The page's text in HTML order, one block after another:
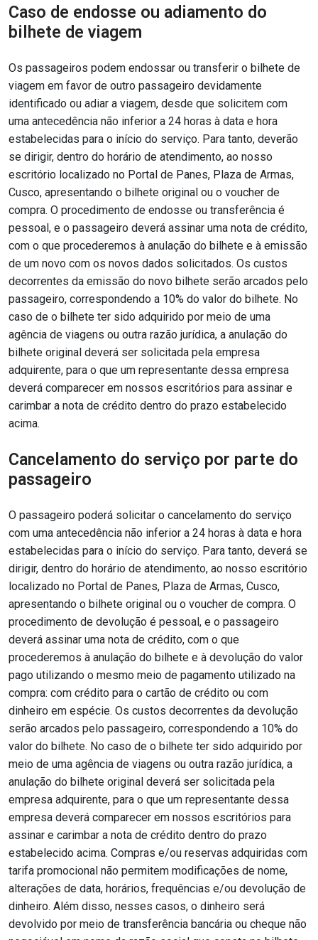
Caso de endosse ou adiamento do
bilhete de viagem
Os passageiros podem endossar ou transferir o bilhete de
viagem em favor de outro passageiro devidamente
identificado ou adiar a viagem, desde que solicitem com
uma antecedência não inferior a 24 horas à data e hora
estabelecidas para o início do serviço. Para tanto, deverão
se dirigir, dentro do horário de atendimento, ao nosso
escritório localizado no Portal de Panes, Plaza de Armas,
Cusco, apresentando o bilhete original ou o voucher de
compra. O procedimento de endosse ou transferência é
pessoal, e o passageiro deverá assinar uma nota de crédito,
com o que procederemos à anulação do bilhete e à emissão
de um novo com os novos dados solicitados. Os custos
decorrentes da emissão do novo bilhete serão arcados pelo
passageiro, correspondendo a 10% do valor do bilhete. No
caso de o bilhete ter sido adquirido por meio de uma
agência de viagens ou outra razão jurídica, a anulação do
bilhete original deverá ser solicitada pela empresa
adquirente, para o que um representante dessa empresa
deverá comparecer em nossos escritórios para assinar e
carimbar a nota de crédito dentro do prazo estabelecido
acima.
Cancelamento do serviço por parte do
passageiro
O passageiro poderá solicitar o cancelamento do serviço
com uma antecedência não inferior a 24 horas à data e hora
estabelecidas para o início do serviço. Para tanto, deverá se
dirigir, dentro do horário de atendimento, ao nosso escritório
localizado no Portal de Panes, Plaza de Armas, Cusco,
apresentando o bilhete original ou o voucher de compra. O
procedimento de devolução é pessoal, e o passageiro
deverá assinar uma nota de crédito, com o que
procederemos à anulação do bilhete e à devolução do valor
pago utilizando o mesmo meio de pagamento utilizado na
compra: com crédito para o cartão de crédito ou com
dinheiro em espécie. Os custos decorrentes da devolução
serão arcados pelo passageiro, correspondendo a 10% do
valor do bilhete. No caso de o bilhete ter sido adquirido por
meio de uma agência de viagens ou outra razão jurídica, a
anulação do bilhete original deverá ser solicitada pela
empresa adquirente, para o que um representante dessa
empresa deverá comparecer em nossos escritórios para
assinar e carimbar a nota de crédito dentro do prazo
estabelecido acima. Compras e/ou reservas adquiridas com
tarifa promocional não permitem modificações de nome,
alterações de data, horários, frequências e/ou devolução de
dinheiro. Além disso, nesses casos, o dinheiro será
devolvido por meio de transferência bancária ou cheque não